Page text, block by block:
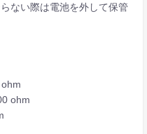
ない際は電池を外して保管
ohm